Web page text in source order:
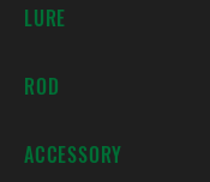
LURE
ROD
ACCESSORY